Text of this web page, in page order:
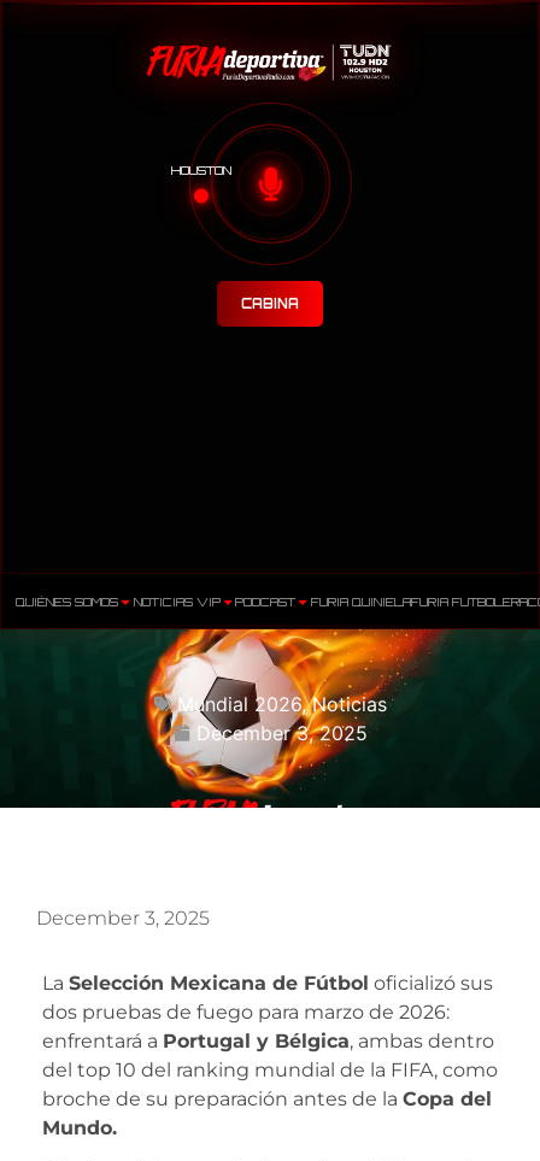
HOUSTON
CABINA
QUIÉNES SOMOS NOTICIAS VIP PODCAST FURIA QUINIELAFURIA FUTBOLERA
Mundial 2026,Noticias
December 3, 2025
December 3, 2025
La Selección Mexicana de Fútbol oficializó sus
dos pruebas de fuego para marzo de 2026:
enfrentará a Portugal y Bélgica, ambas dentro
del top 10 del ranking mundial de la FIFA, como
broche de su preparación antes de la Copa del
Mundo.